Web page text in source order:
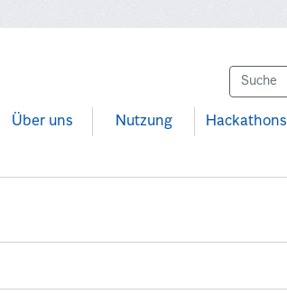
Über uns Nutzung Hackathons